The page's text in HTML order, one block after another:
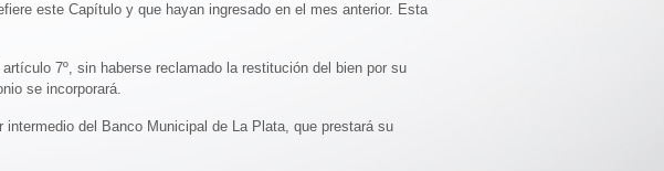
este Capítulo y que hayan ingresado en el mes anterior. Esta
7º, sin haberse reclamado la restitución del bien por su
se incorporará.
del Banco Municipal de La Plata, que prestará su